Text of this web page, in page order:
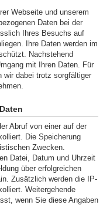
Webseite und unserem
Daten bei der
Ihres Besuchs auf
Ihre Daten werden im
Nachstehend
mit Ihren Daten. Für
wir dabei trotz sorgfältiger
Abruf von einer auf der
Die Speicherung
Zwecken.
Datei, Datum und Uhrzeit
über erfolgreichen
Zusätzlich werden die IP-
Weitergehende
wenn Sie diese Angaben